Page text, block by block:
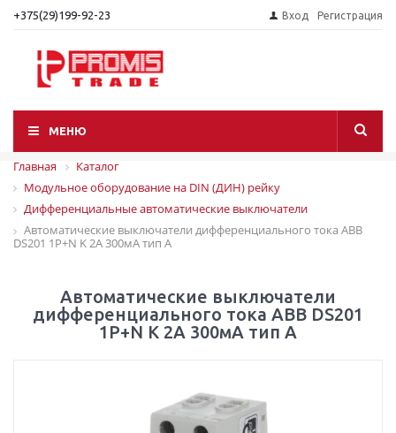
+375(29)199-92-23 Вход Регистрация
МЕНЮ
Главная
Каталог
Модульное оборудование на DIN (ДИН) рейку
Дифференциальные автоматические выключатели
Автоматические выключатели дифференциального тока ABB
DS201 1P+N K 2A 300мА тип A
Автоматические выключатели
дифференциального тока ABB DS201
1P+N K 2A 300мА тип A